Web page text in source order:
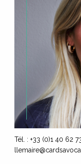
Tél. : +33 (0)1 40 62